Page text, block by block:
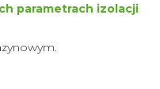
parametrach izolacji